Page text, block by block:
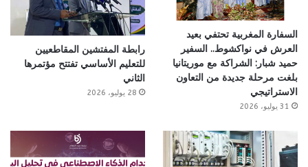
السفارة المغربية تحتفي بعيد
العرش في نواكشوط.. السفير
حميد شبار: الشراكة مع موريتانيا
بلغت مرحلة جديدة من التعاون
الاستراتيجي
31 يوليو، 2026
رابطة المفتشين المقاطعيين
للتعليم الأساسي تفتتح مؤتمرها
الثاني
28 يوليو، 2026